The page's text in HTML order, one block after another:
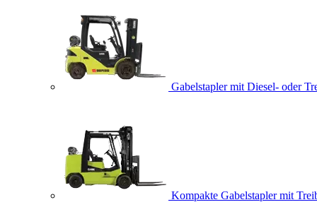
Gabelstapler mit Diesel- oder
Kompakte Gabelstapler mit